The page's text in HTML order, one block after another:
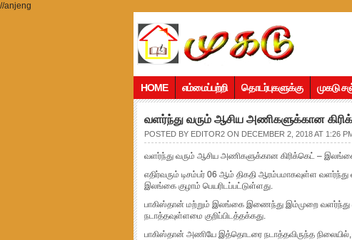
//anjeng
HOME எம்மைப்பற்றி தொடர்புகளுக்கு முகடு
வளர்ந்து வரும் ஆசிய அணிகளுக்கான
POSTED BY EDITOR2 ON DECEMBER 2, 2018 AT 1:26
வளர்ந்து வரும் ஆசிய அணிகளுக்கான கிரிக்கெட் – இலங்கை
எதிர்வரும் டிசம்பர் 06 ஆம் திகதி ஆரம்பமாகவுள்ள
இலங்கை குழாம் பெயரிடப்பட்டுள்ளது.
பாகிஸ்தான் மற்றும் இலங்கை இணைந்து இம்முறை
நடாத்தவுள்ளமை குறிப்பிடத்தக்கது.
பாகிஸ்தான் அணியே இத்தொடரை நடாத்தவிருந்த நிலையில்,